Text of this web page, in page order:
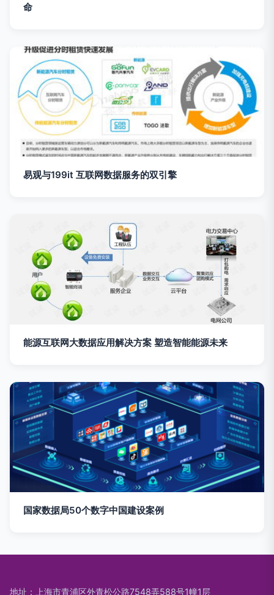
命
易观与199it 互联网数据服务的双引擎
能源互联网大数据应用解决方案 塑造智能能源未来
国家数据局50个数字中国建设案例
地址：上海市青浦区外青松公路7548弄588号1幢1层